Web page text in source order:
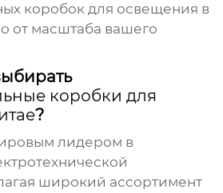
коробок для освещения в
от масштаба вашего
коробки для
?
лидером в
широкий ассортимент